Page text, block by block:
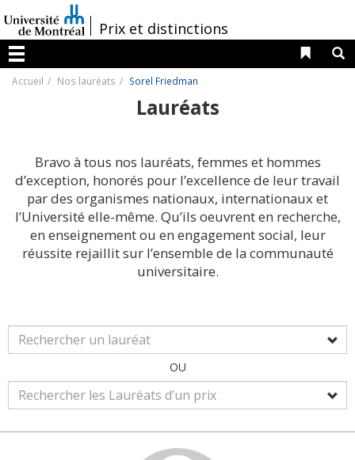
au
contenu
/Prix et distinctions
Menu
Liens
Accueil Nos lauréats Sorel Friedman
Lauréats
Bravo à tous nos lauréats, femmes et hommes
d’exception, honorés pour l’excellence de leur travail
par des organismes nationaux, internationaux et
l’Université elle-même. Qu’ils oeuvrent en recherche,
en enseignement ou en engagement social, leur
réussite rejaillit sur l’ensemble de la communauté
universitaire.
OU